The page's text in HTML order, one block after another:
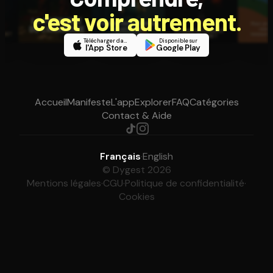
c'est voir autrement.
Télécharger dans
l'App Store
Disponible sur
Google Play
AccueilManifesteL'appExplorerFAQCatégories
Contact & Aide
Français·English
© Dygest 2026
Mentions légales·CGU·Politique de confidentialité·
Cookies